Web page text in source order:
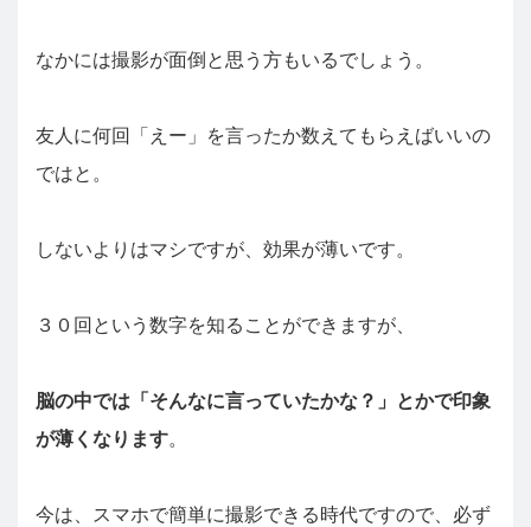
なかには撮影が面倒と思う方もいるでしょう。
友人に何回「えー」を言ったか数えてもらえばいいの
ではと。
しないよりはマシですが、効果が薄いです。
３０回という数字を知ることができますが、
脳の中では「そんなに言っていたかな？」とかで印象
が薄くなります。
今は、スマホで簡単に撮影できる時代ですので、必ず